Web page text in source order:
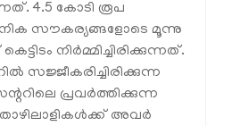
4.5 കോടി രൂപ
സൗകര്യങ്ങളോടെ മൂന്നു
നിര്‍മ്മിച്ചിരിക്കുന്നത്.
സജ്ജീകരിച്ചിരിക്കുന്ന
പ്രവര്‍ത്തിക്കുന്ന
അവര്‍